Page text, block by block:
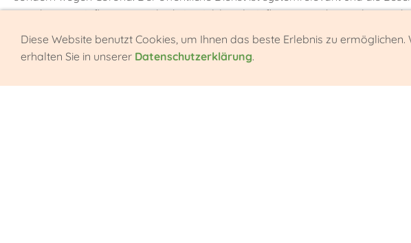
angebotenen Inflationsausgleich. Im Juli lag die Inflationsrate beispielsweise
Wer am falschen Ende spart, hat den Schuss nicht gehört!
Jahrestag der Deutschen Einheit. Statt noch mehr Sonntagsreden wollen wir
Diese Website benutzt Cookies, um Ihnen das beste Erlebnis zu
erhalten Sie in unserer Datenschutzerklärung.